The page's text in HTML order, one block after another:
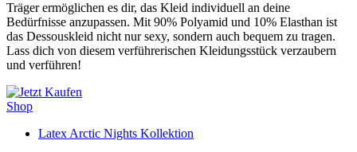
Träger ermöglichen es dir, das Kleid individuell an deine
Bedürfnisse anzupassen. Mit 90% Polyamid und 10% Elasthan ist
das Dessouskleid nicht nur sexy, sondern auch bequem zu tragen.
Lass dich von diesem verführerischen Kleidungsstück verzaubern
und verführen!
Shop
Latex Arctic Nights Kollektion